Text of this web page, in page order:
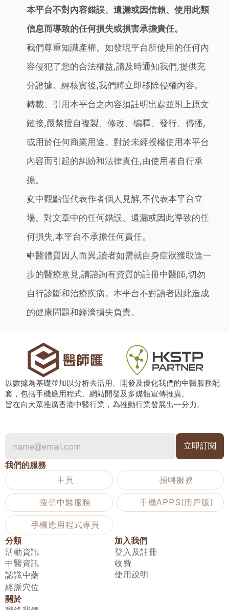
本平台不對內容錯誤、遺漏或因信賴、使用此類
信息而導致的任何損失或損害承擔責任。
我們尊重知識產權。如發現平台所使用的任何內
容侵犯了您的合法權益,請及時通知我們,提供充
分證據。經核實後,我們將立即移除侵權內容。
轉載、引用本平台之內容須註明出處並附上原文
鏈接,嚴禁擅自複製、修改、编釋、發行、傳播,
或用於任何商業用途。對於未經授權使用本平台
內容而引起的糾紛和法律責任,由使用者自行承
擔。
文中觀點僅代表作者個人見解,不代表本平台立
場。對文章中的任何錯誤、遺漏或因此導致的任
何損失,本平台不承擔任何責任。
中醫體質因人而異,讀者如需就自身症狀獲取進一
步的醫療意見,請諮詢有資質的註冊中醫師,切勿
自行診斷和治療疾病。本平台不對讀者因此造成
的健康問題和經濟損失負責。
以數據為基礎並加以分析去活用、開發及優化我們的中醫服務配
套，包括手機應用程式、網站開發及多媒體宣傳推廣。
旨在向大眾推廣香港中醫行業，為推動行業發展出一分力。
我們的服務
主頁
招聘服務
搜尋中醫服務 手機APPS(用戶版)
手機應用程式專頁
分類
活動資訊
中醫資訊
認識中藥
經脈穴位
加入我們
登入及註冊
收費
使用說明
關於